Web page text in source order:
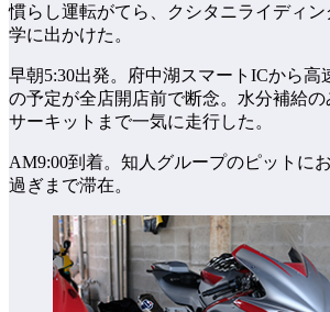
慣らし運転がてら、クシタニライディ
学に出かけた。
早朝5:30出発。府中湖スマートICから高
の予定が全店開店前で断念。水分補給
サーキットまで一気に走行した。
AM9:00到着。知人グループのピットに
過ぎまで滞在。